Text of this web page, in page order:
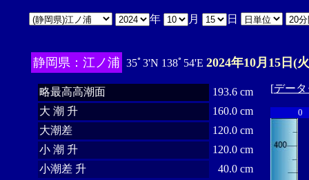
年 月 日
静岡県：江ノ浦 35ﾟ3'N 138ﾟ54'E 2024年10月15日(
略最高高潮面
193.6 cm
大 潮 升
160.0 cm
大潮差
120.0 cm
小 潮 升
120.0 cm
小潮差 升
40.0 cm
[デー
0